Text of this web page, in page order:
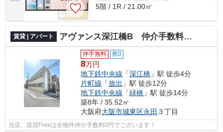
5階 / 1R / 21.00㎡
賃貸 | アパート アヴァンス深江橋B 仲介手数料無料
仲手無料 敷0
8万円
地下鉄中央線 「深江橋 」駅 徒歩4分
片町線 「放出 」駅 徒歩12分
地下鉄中央線 「緑橋 」駅 徒歩14分
築8年 / 35.52㎡
大阪府大阪市城東区永田 ３丁目
当店、賃貸Freeは全物件仲介手数料0円でございます！